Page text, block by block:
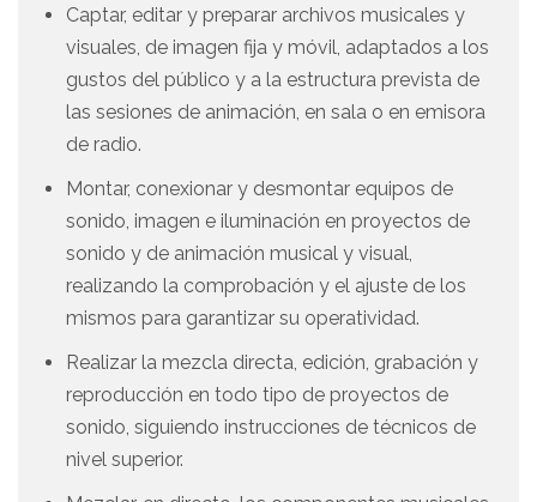
Captar, editar y preparar archivos musicales y
visuales, de imagen fija y móvil, adaptados a los
gustos del público y a la estructura prevista de
las sesiones de animación, en sala o en emisora
de radio.
Montar, conexionar y desmontar equipos de
sonido, imagen e iluminación en proyectos de
sonido y de animación musical y visual,
realizando la comprobación y el ajuste de los
mismos para garantizar su operatividad.
Realizar la mezcla directa, edición, grabación y
reproducción en todo tipo de proyectos de
sonido, siguiendo instrucciones de técnicos de
nivel superior.